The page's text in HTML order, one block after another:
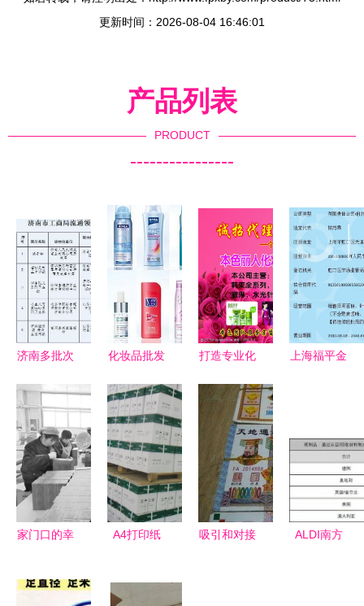
更新时间：2026-08-04 16:46:01
产品列表
PRODUCT
----------------
济南多批次
不合格，包
括历城大润
发等超市在
内
化妆品批发
作途径
打造专业化
开启批发业
务的金钥匙
上海福平金
家门口的幸
泽巨野田桥
A4打印纸
兖州市亮点
吸引和对接
ALDI南方